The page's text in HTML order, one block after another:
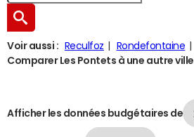
Voir aussi : Reculfoz Rondefontaine
Comparer Les Pontets à une autre ville
Afficher les données budgétaires de